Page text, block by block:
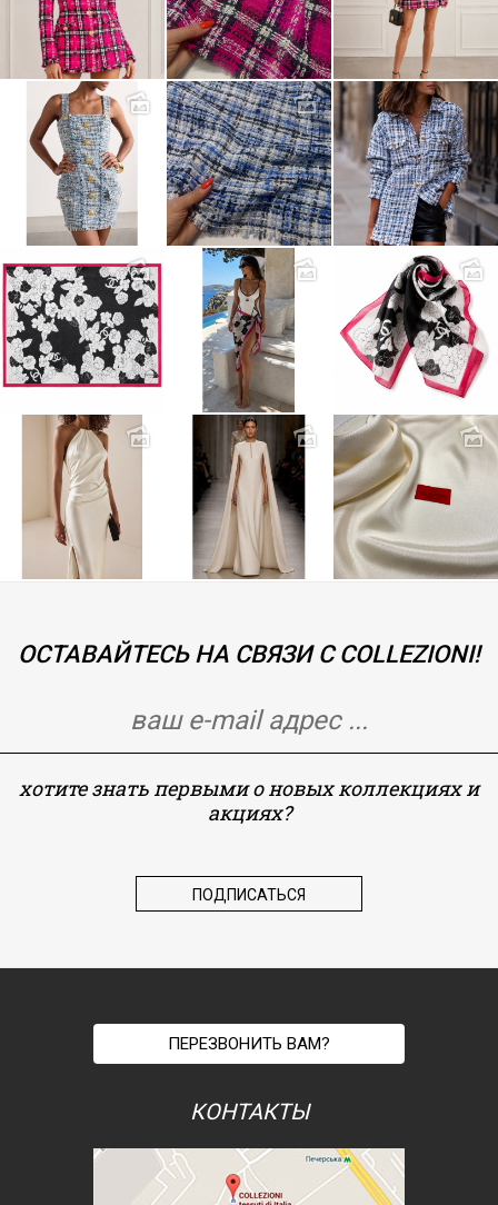
ОСТАВАЙТЕСЬ НА СВЯЗИ С COLLEZIONI!
хотите знать первыми о новых коллекциях и
акциях?
ПЕРЕЗВОНИТЬ ВАМ?
КОНТАКТЫ